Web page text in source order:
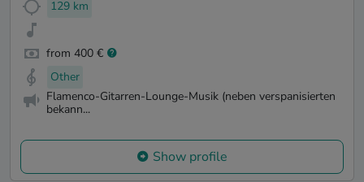
129 km
from 400 €
Other
Flamenco-Gitarren-Lounge-Musik (neben verspanisierten
bekann...
Show profile